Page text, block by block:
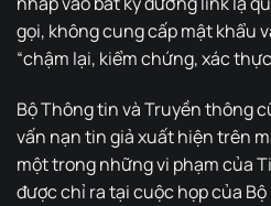
gọi, không cung cấp mật khẩu
“chậm lại, kiểm chứng, xác
Bộ Thông tin và Truyền thông
vấn nạn tin giả xuất hiện trên
một trong những vi phạm của
được chỉ ra tại cuộc họp của